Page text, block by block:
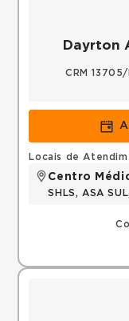
Dayrton
CRM 13705/
Locais de
Centro
SHLS, ASA